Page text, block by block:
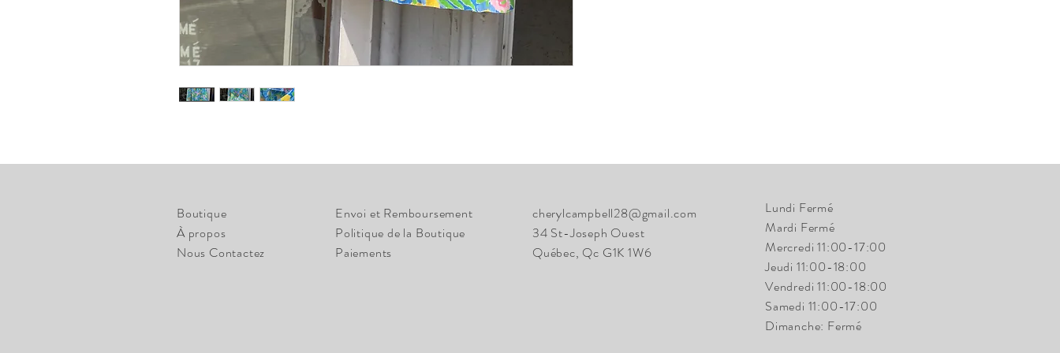
Boutique
À propos
Nous Contactez
Envoi et Remboursement
Politique de la Boutique
Paiements
cherylcampbell28@gmail.com
34 St-Joseph Ouest
Québec, Qc G1K 1W6
Lundi Fermé
Mardi Fermé
Mercredi 11:00-17:00
Jeudi 11:00-18:00
Vendredi 11:00-18:00
Samedi 11:00-17:00
Dimanche: Fermé